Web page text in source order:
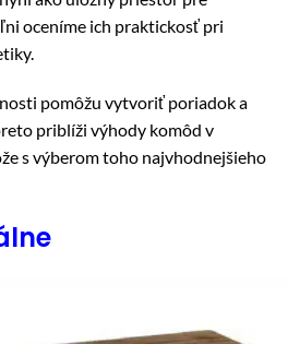
oceníme ich praktickosť pri
pomôžu vytvoriť poriadok a
priblíži výhody komôd v
s výberom toho najvhodnejšieho